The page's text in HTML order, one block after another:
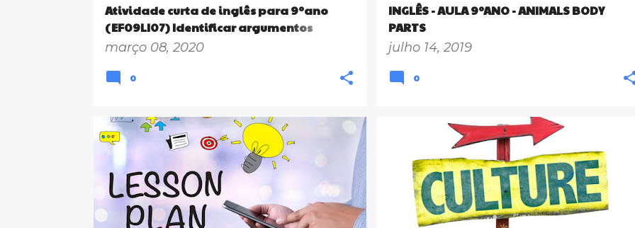
Atividade curta de inglês para 9ºano
(EF09LI07) Identificar argumentos
principais
março 08, 2020
0
INGLÊS - AULA 9ºANO - ANIMALS BODY
PARTS
julho 14, 2019
0
9º ANO LESSON PLANS OBJECT PRONOUNS
SUBJECT PRONOUNS
CULTURE ENSINO FUNDAMENTAL